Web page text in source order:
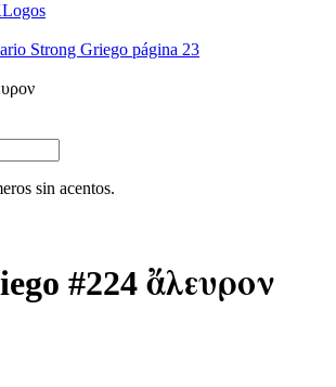
Strong Griego página 23
sin acentos.
#224 ἄλευρον